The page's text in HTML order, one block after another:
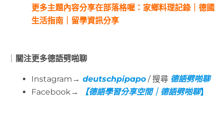
更多主題內容分享在部落格喔：家鄉料理記錄｜德國
生活指南｜留學資訊分享
關注更多德語劈啪聊
Instagram→ deutschpipapo / 搜尋 德語劈啪聊
Facebook→
【德語學習分享空間｜德語劈啪聊】